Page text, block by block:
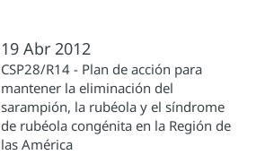
19 Abr 2012
CSP28/R14 - Plan de acción para
mantener la eliminación del
sarampión, la rubéola y el síndrome
de rubéola congénita en la Región de
las América